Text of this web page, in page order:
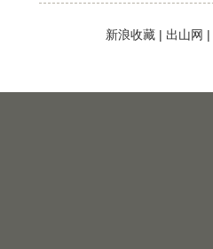
新浪收藏 | 出山网 |